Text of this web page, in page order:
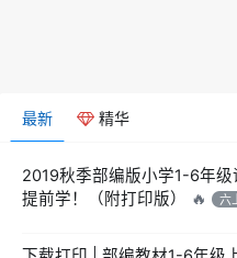
最新 精华
2019秋季部编版小学1-6年
提前学！（附打印版）
🔥 六